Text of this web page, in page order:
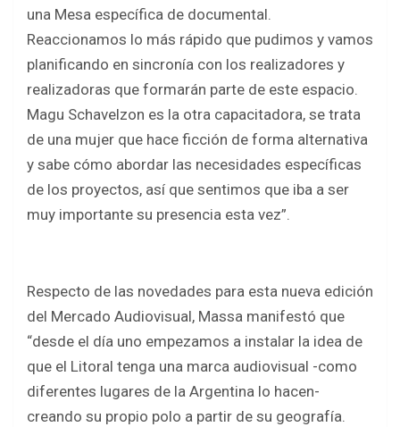
una Mesa específica de documental.
Reaccionamos lo más rápido que pudimos y vamos
planificando en sincronía con los realizadores y
realizadoras que formarán parte de este espacio.
Magu Schavelzon es la otra capacitadora, se trata
de una mujer que hace ficción de forma alternativa
y sabe cómo abordar las necesidades específicas
de los proyectos, así que sentimos que iba a ser
muy importante su presencia esta vez”.
Respecto de las novedades para esta nueva edición
del Mercado Audiovisual, Massa manifestó que
“desde el día uno empezamos a instalar la idea de
que el Litoral tenga una marca audiovisual -como
diferentes lugares de la Argentina lo hacen-
creando su propio polo a partir de su geografía.